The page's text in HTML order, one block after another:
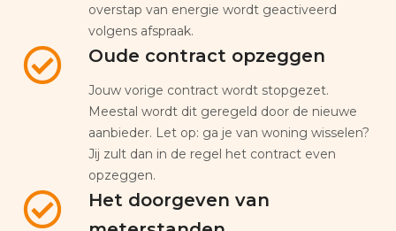
overstap van energie wordt geactiveerd
volgens afspraak.
Oude contract opzeggen
Jouw vorige contract wordt stopgezet.
Meestal wordt dit geregeld door de nieuwe
aanbieder. Let op: ga je van woning wisselen?
Jij zult dan in de regel het contract even
opzeggen.
Het doorgeven van